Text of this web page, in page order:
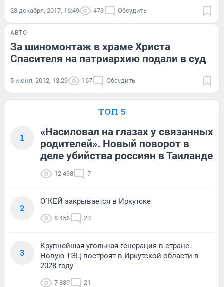
28 декабря, 2017, 16:49 473 Обсудить
АВТО
За шиномонтаж в храме Христа
Спасителя на патриархию подали в суд
5 июня, 2012, 13:29 167 Обсудить
ТОП 5
1
«Насиловал на глазах у связанных
родителей». Новый поворот в
деле убийства россиян в Таиланде
12 498 7
2
О`КЕЙ закрывается в Иркутске
8 456 23
3
Крупнейшая угольная генерация в стране.
Новую ТЭЦ построят в Иркутской области в
2028 году
7 889 21